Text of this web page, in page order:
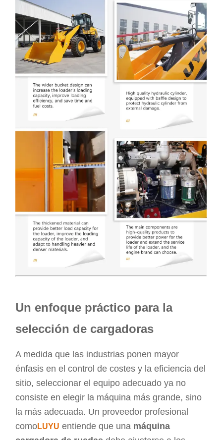
Un enfoque práctico para la
selección de cargadoras
A medida que las industrias ponen mayor
énfasis en el control de costes y la eficiencia del
sitio, seleccionar el equipo adecuado ya no
consiste en elegir la máquina más grande, sino
la más adecuada. Un proveedor profesional
comoLUYU entiende que una máquina